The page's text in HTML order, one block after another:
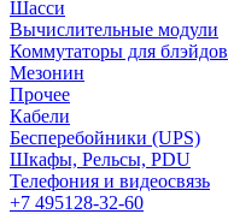
Шасси
Вычислительные модули
Коммутаторы для блэйдов
Мезонин
Прочее
Кабели
Бесперебойники (UPS)
Шкафы, Рельсы, PDU
Телефония и видеосвязь
+7 495128-32-60